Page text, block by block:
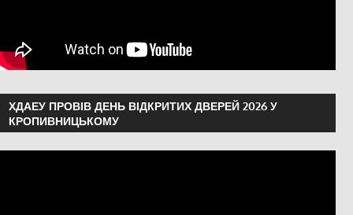
ХДАЕУ ПРОВІВ ДЕНЬ ВІДКРИТИХ ДВЕРЕЙ 2026 У
КРОПИВНИЦЬКОМУ